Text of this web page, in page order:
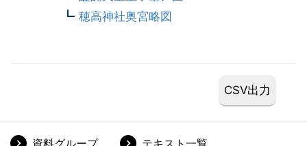
穂高神社奥宮略図
資料グループ テキスト一覧